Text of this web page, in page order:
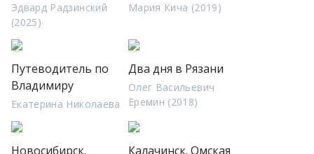
Эдвард Радзинский
(2025)
Мария Кича (2019)
Путеводитель по
Владимиру
Екатерина Николаева
Два дня в Рязани
Олег Васильевич
Еремин (2018)
Новосибирск.
Калачинск. Омская